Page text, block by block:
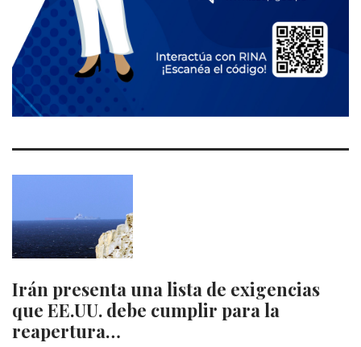
Irán presenta una lista de exigencias
que EE.UU. debe cumplir para la
reapertura…